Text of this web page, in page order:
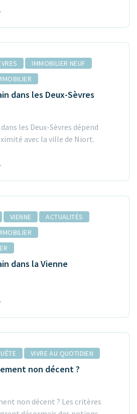
IMMOBILIER NEUF
dans les Deux-Sèvres
les Deux-Sèvres dépend
avec la ville de Niort.
VIENNE
ACTUALITÉS
dans la Vienne
VIVRE AU QUOTIDIEN
non décent ?
non décent ? Les critères